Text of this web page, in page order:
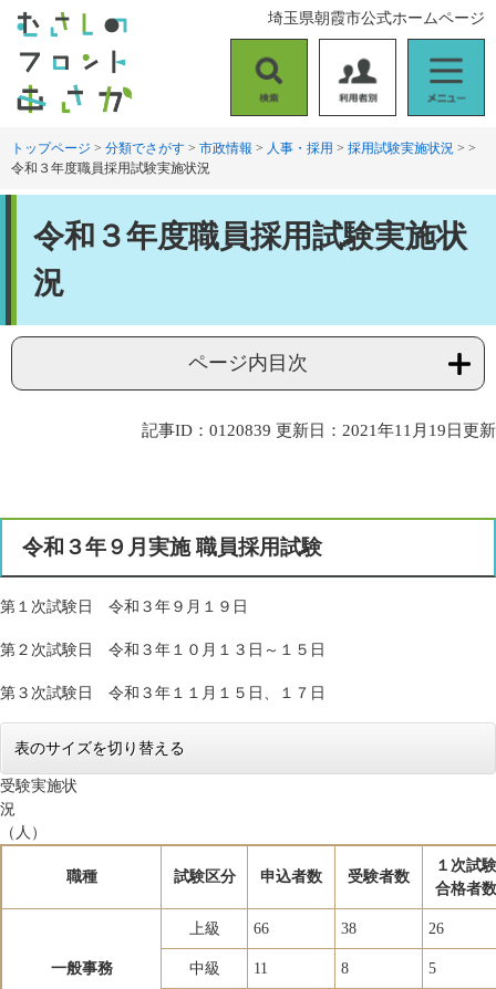
す
。
し
て
索
用
者
ニ
ュ
埼玉県朝霞市公式ホームページ
トップページ > 分類でさがす > 市政情報 > 人事・採用 > 採用試験実施状況 > >
令和３年度職員採用試験実施状況
令和３年度職員採用試験実施状
況
ページ内目次
記事ID：0120839 更新日：2021年11月19日更新
令和３年９月実施 職員採用試験
第１次試験日 令和３年９月１９日
第２次試験日 令和３年１０月１３日～１５日
第３次試験日 令和３年１１月１５日、１７日
表のサイズを切り替える
受験実施状
（人）
職種 試験区分 申込者数 受験者数
１次試験
合格者数
一般事務
上級 66 38 26
中級 11 8 5